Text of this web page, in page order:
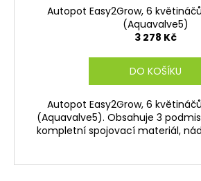
Autopot Easy2Grow, 6
(Aquavalve5)
3 278 Kč
DO KOŠÍKU
Autopot Easy2Grow, 6
(Aquavalve5). Obsahuje 3
kompletní spojovací materiál,